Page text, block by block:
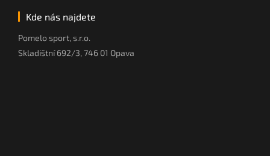
Kde nás najdete
Pomelo sport, s.r.o.
Skladištní 692/3, 746 01 Opava